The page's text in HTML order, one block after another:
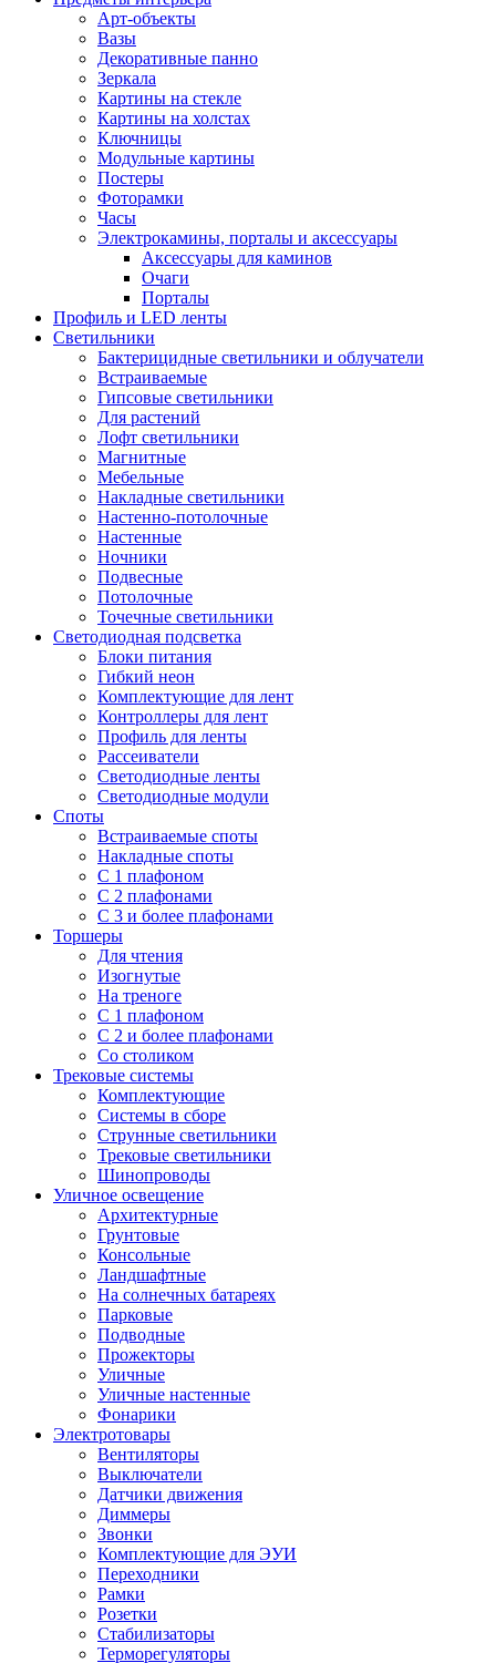
Арт-объекты
Вазы
Декоративные панно
Зеркала
Картины на стекле
Картины на холстах
Ключницы
Модульные картины
Постеры
Фоторамки
Часы
Электрокамины, порталы и аксессуары
Аксессуары для каминов
Очаги
Порталы
Профиль и LED ленты
Светильники
Бактерицидные светильники и облучатели
Встраиваемые
Гипсовые светильники
Для растений
Лофт светильники
Магнитные
Мебельные
Накладные светильники
Настенно-потолочные
Настенные
Ночники
Подвесные
Потолочные
Точечные светильники
Светодиодная подсветка
Блоки питания
Гибкий неон
Комплектующие для лент
Контроллеры для лент
Профиль для ленты
Рассеиватели
Светодиодные ленты
Светодиодные модули
Споты
Встраиваемые споты
Накладные споты
С 1 плафоном
С 2 плафонами
С 3 и более плафонами
Торшеры
Для чтения
Изогнутые
На треноге
С 1 плафоном
С 2 и более плафонами
Со столиком
Трековые системы
Комплектующие
Системы в сборе
Струнные светильники
Трековые светильники
Шинопроводы
Уличное освещение
Архитектурные
Грунтовые
Консольные
Ландшафтные
На солнечных батареях
Парковые
Подводные
Прожекторы
Уличные
Уличные настенные
Фонарики
Электротовары
Вентиляторы
Выключатели
Датчики движения
Диммеры
Звонки
Комплектующие для ЭУИ
Переходники
Рамки
Розетки
Стабилизаторы
Терморегуляторы